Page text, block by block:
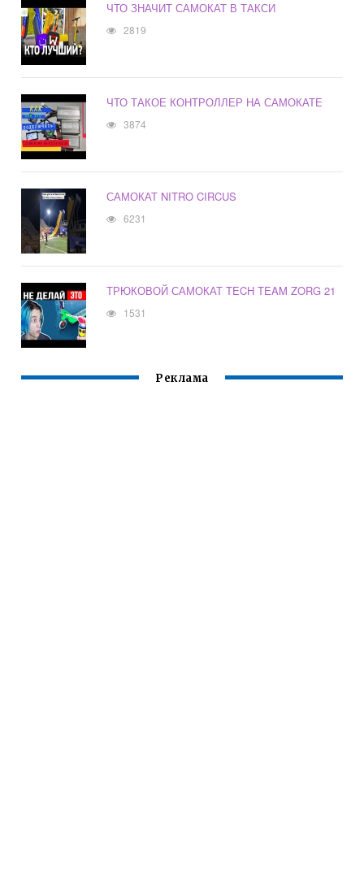
ЧТО ЗНАЧИТ САМОКАТ В ТАКСИ
2819
ЧТО ТАКОЕ КОНТРОЛЛЕР НА САМОКАТЕ
3874
САМОКАТ NITRO CIRCUS
6231
ТРЮКОВОЙ САМОКАТ TECH TEAM ZORG 21
1531
Реклама